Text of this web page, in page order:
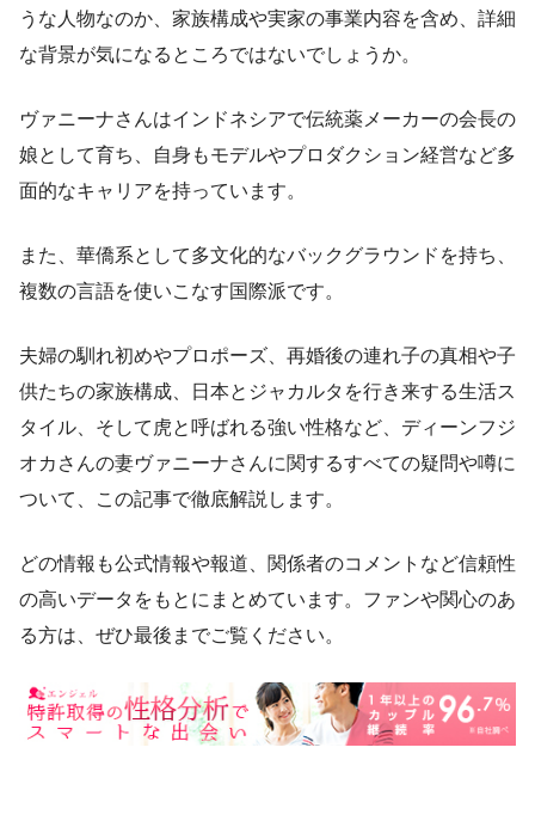
うな人物なのか、家族構成や実家の事業内容を含め、詳細
な背景が気になるところではないでしょうか。
ヴァニーナさんはインドネシアで伝統薬メーカーの会長の
娘として育ち、自身もモデルやプロダクション経営など多
面的なキャリアを持っています。
また、華僑系として多文化的なバックグラウンドを持ち、
複数の言語を使いこなす国際派です。
夫婦の馴れ初めやプロポーズ、再婚後の連れ子の真相や子
供たちの家族構成、日本とジャカルタを行き来する生活ス
タイル、そして虎と呼ばれる強い性格など、ディーンフジ
オカさんの妻ヴァニーナさんに関するすべての疑問や噂に
ついて、この記事で徹底解説します。
どの情報も公式情報や報道、関係者のコメントなど信頼性
の高いデータをもとにまとめています。ファンや関心のあ
る方は、ぜひ最後までご覧ください。